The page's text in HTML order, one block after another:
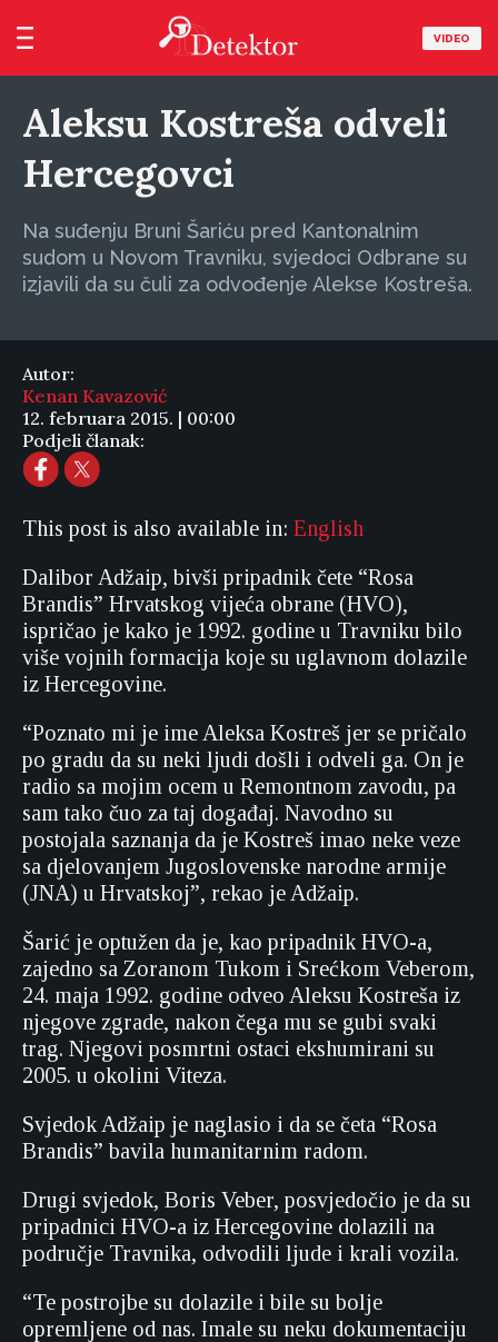
VIDEO
Aleksu Kostreša odveli
Hercegovci
Na suđenju Bruni Šariću pred Kantonalnim
sudom u Novom Travniku, svjedoci Odbrane su
izjavili da su čuli za odvođenje Alekse Kostreša.
Autor:
Kenan Kavazović
12. februara 2015. | 00:00
Podjeli članak:
This post is also available in: English
Dalibor Adžaip, bivši pripadnik čete “Rosa
Brandis” Hrvatskog vijeća obrane (HVO),
ispričao je kako je 1992. godine u Travniku bilo
više vojnih formacija koje su uglavnom dolazile
iz Hercegovine.
“Poznato mi je ime Aleksa Kostreš jer se pričalo
po gradu da su neki ljudi došli i odveli ga. On je
radio sa mojim ocem u Remontnom zavodu, pa
sam tako čuo za taj događaj. Navodno su
postojala saznanja da je Kostreš imao neke veze
sa djelovanjem Jugoslovenske narodne armije
(JNA) u Hrvatskoj”, rekao je Adžaip.
Šarić je optužen da je, kao pripadnik HVO-a,
zajedno sa Zoranom Tukom i Srećkom Veberom,
24. maja 1992. godine odveo Aleksu Kostreša iz
njegove zgrade, nakon čega mu se gubi svaki
trag. Njegovi posmrtni ostaci ekshumirani su
2005. u okolini Viteza.
Svjedok Adžaip je naglasio i da se četa “Rosa
Brandis” bavila humanitarnim radom.
Drugi svjedok, Boris Veber, posvjedočio je da su
pripadnici HVO-a iz Hercegovine dolazili na
područje Travnika, odvodili ljude i krali vozila.
“Te postrojbe su dolazile i bile su bolje
opremljene od nas. Imale su neku dokumentaciju